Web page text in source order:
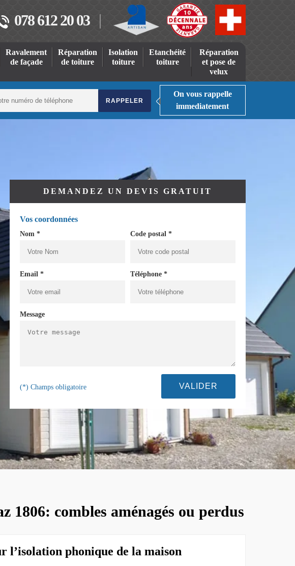
078 612 20 03
Ravalement
de façade
Réparation
de toiture
Isolation
toiture
Etanchéité
toiture
Réparation
et pose de
velux
On vous rappelle
immediatement
DEMANDEZ UN DEVIS GRATUIT
Vos coordonnées
Nom * Code postal *
Email * Téléphone *
Message
(*) Champs obligatoire
combles aménagés ou perdus
l’isolation phonique de la maison